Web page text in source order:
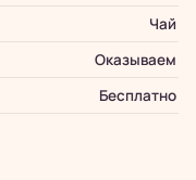
Чай
Оказываем
Бесплатно